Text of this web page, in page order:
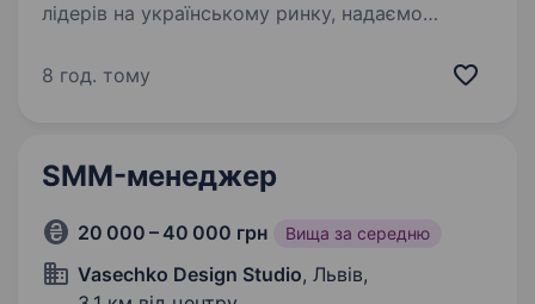
лідерів на українському ринку, надаємо
багато років здійснюємо вантажні перевезення
8 год. тому
SMM-менеджер
20 000 – 40 000 грн Вища за середню
Vasechko Design Studio, Львів,